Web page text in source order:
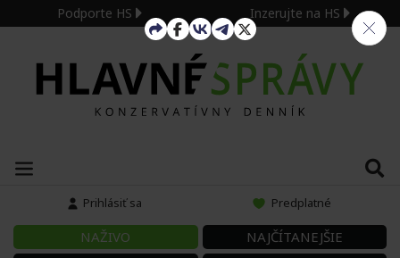
Podporte HS Inzerujte na HS
Prihlásiť sa Predplatné
NAŽIVO
NAJČÍTANEJŠIE